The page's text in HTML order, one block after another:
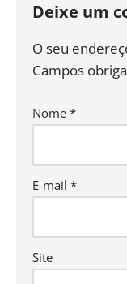
Deixe um
O seu
Campos
Nome *
E-mail *
Site